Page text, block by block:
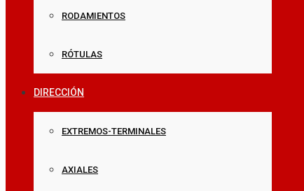
RODAMIENTOS
RÓTULAS
DIRECCIÓN
EXTREMOS-TERMINALES
AXIALES